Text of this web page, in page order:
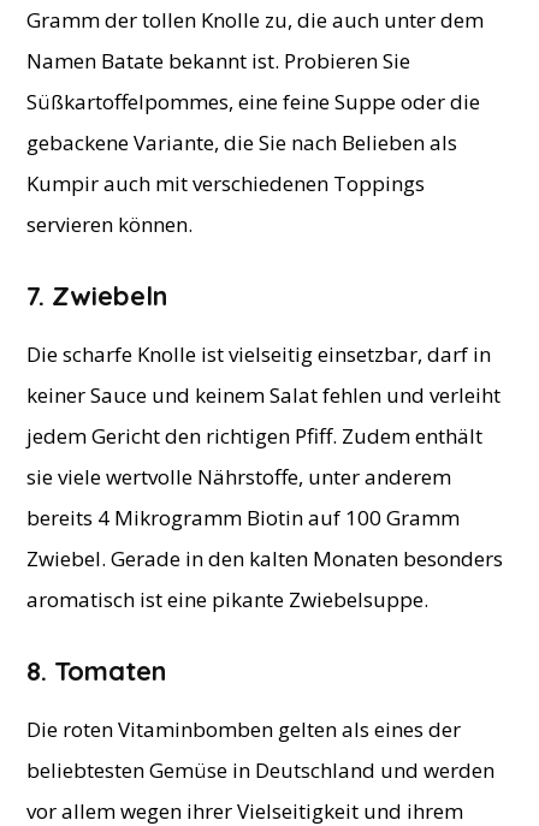
Gramm der tollen Knolle zu, die auch unter dem
Namen Batate bekannt ist. Probieren Sie
Süßkartoffelpommes, eine feine Suppe oder die
gebackene Variante, die Sie nach Belieben als
Kumpir auch mit verschiedenen Toppings
servieren können.
7. Zwiebeln
Die scharfe Knolle ist vielseitig einsetzbar, darf in
keiner Sauce und keinem Salat fehlen und verleiht
jedem Gericht den richtigen Pfiff. Zudem enthält
sie viele wertvolle Nährstoffe, unter anderem
bereits 4 Mikrogramm Biotin auf 100 Gramm
Zwiebel. Gerade in den kalten Monaten besonders
aromatisch ist eine pikante Zwiebelsuppe.
8. Tomaten
Die roten Vitaminbomben gelten als eines der
beliebtesten Gemüse in Deutschland und werden
vor allem wegen ihrer Vielseitigkeit und ihrem